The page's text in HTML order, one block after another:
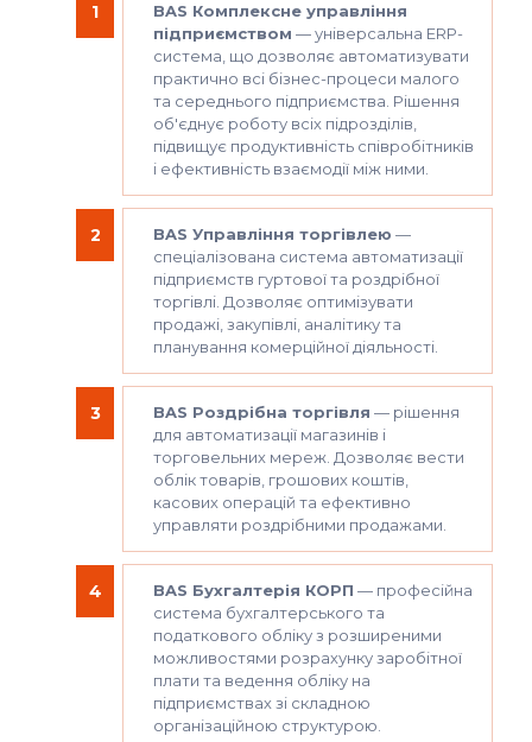
BAS Комплексне управління
підприємством — універсальна ERP-
система, що дозволяє автоматизувати
практично всі бізнес-процеси малого
та середнього підприємства. Рішення
об'єднує роботу всіх підрозділів,
підвищує продуктивність співробітників
і ефективність взаємодії між ними.
BAS Управління торгівлею —
спеціалізована система автоматизації
підприємств гуртової та роздрібної
торгівлі. Дозволяє оптимізувати
продажі, закупівлі, аналітику та
планування комерційної діяльності.
BAS Роздрібна торгівля — рішення
для автоматизації магазинів і
торговельних мереж. Дозволяє вести
облік товарів, грошових коштів,
касових операцій та ефективно
управляти роздрібними продажами.
BAS Бухгалтерія КОРП — професійна
система бухгалтерського та
податкового обліку з розширеними
можливостями розрахунку заробітної
плати та ведення обліку на
підприємствах зі складною
організаційною структурою.